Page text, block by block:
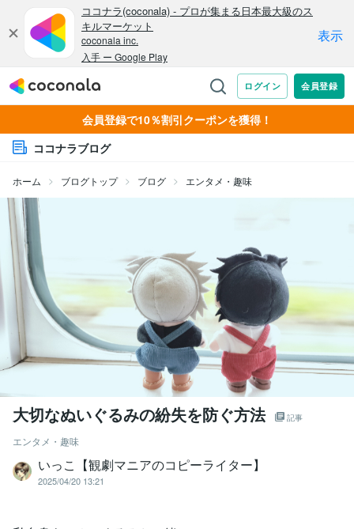
会員登録で10％割引クーポンを獲得！
ココナラブログ
ホーム ブログトップ ブログ エンタメ・趣味
大切なぬいぐるみの紛失を防ぐ方法 記事
エンタメ・趣味
いっこ【観劇マニアのコピーライター】
2025/04/20 13:21